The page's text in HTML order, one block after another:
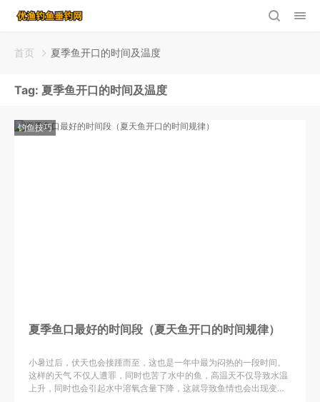
首页 夏季鱼开口的时间及温度
Tag: 夏季鱼开口的时间及温度
钓鱼技巧
夏季鱼口最好的时间段（夏天鱼开口的时间规律）
小暑过后，伏天也会接踵而至，这也是一年中最为闷热的一段时间。
这样的天气 不仅人遭罪，同时也苦了水中的鱼，高温天不仅导致水温
上升，同时也会引起水中溶氧含量下降，这就导致鱼情也会出现变